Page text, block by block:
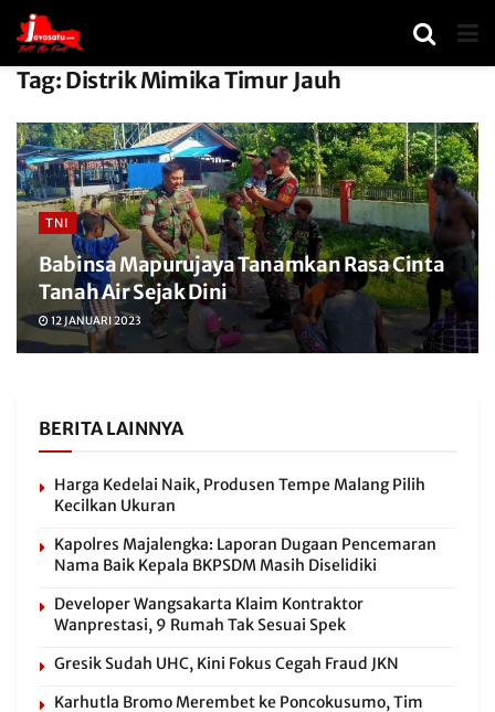
Tag: Distrik Mimika Timur Jauh
TNI
Babinsa Mapurujaya Tanamkan Rasa Cinta
Tanah Air Sejak Dini
12 JANUARI 2023
BERITA LAINNYA
Harga Kedelai Naik, Produsen Tempe Malang Pilih
Kecilkan Ukuran
Kapolres Majalengka: Laporan Dugaan Pencemaran
Nama Baik Kepala BKPSDM Masih Diselidiki
Developer Wangsakarta Klaim Kontraktor
Wanprestasi, 9 Rumah Tak Sesuai Spek
Gresik Sudah UHC, Kini Fokus Cegah Fraud JKN
Karhutla Bromo Merembet ke Poncokusumo, Tim